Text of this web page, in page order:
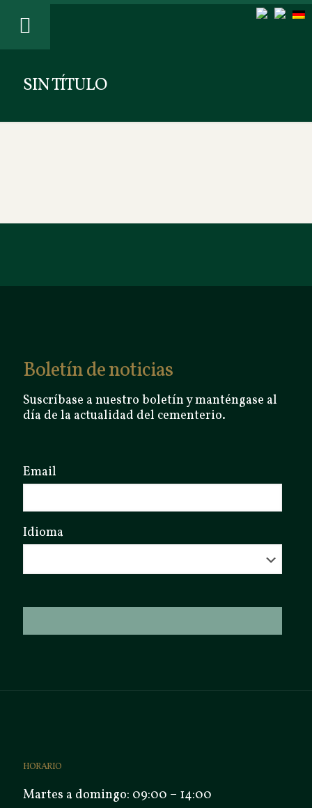
SIN TÍTULO
Boletín de noticias
Suscríbase a nuestro boletín y manténgase al
día de la actualidad del cementerio.
Email
Idioma
HORARIO
Martes a domingo: 09:00 – 14:00